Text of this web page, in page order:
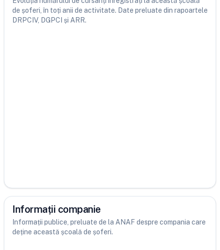
de șoferi, în toți anii de activitate. Date preluate din rapoartele
DRPCIV, DGPCI și ARR.
Informații companie
Informații publice, preluate de la ANAF despre compania care
deține această școală de șoferi.